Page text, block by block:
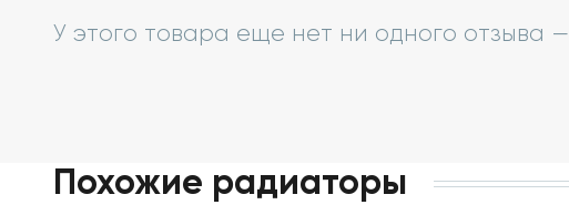
У этого товара еще нет ни одного отзыва
Похожие радиаторы